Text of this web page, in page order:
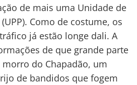
de mais uma Unidade de
Como de costume, os
tráfico já estão longe dali. A
de que grande parte
do Chapadão, um
de bandidos que fogem